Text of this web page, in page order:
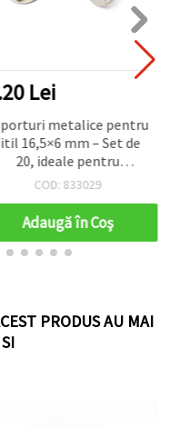
Lei
metalice pentru
16,5×6 mm – Set de
20, ideale pentru
confecționarea
profesionale
COD: 833029
Adaugă în Coş
PRODUS AU MAI